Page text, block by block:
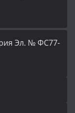
Эл. № ФС77-